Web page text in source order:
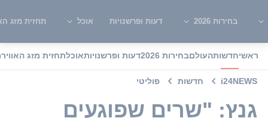
בחירות 2026 דעות ופרשנויות אוכל תחזית מזג
ראשיחדשותהעולםבחירות 2026 דעות ופרשנויותאוכלתחזית מזג האוויר
i24NEWS חדשות פוליטי
גנץ: "שרים שפוגעים